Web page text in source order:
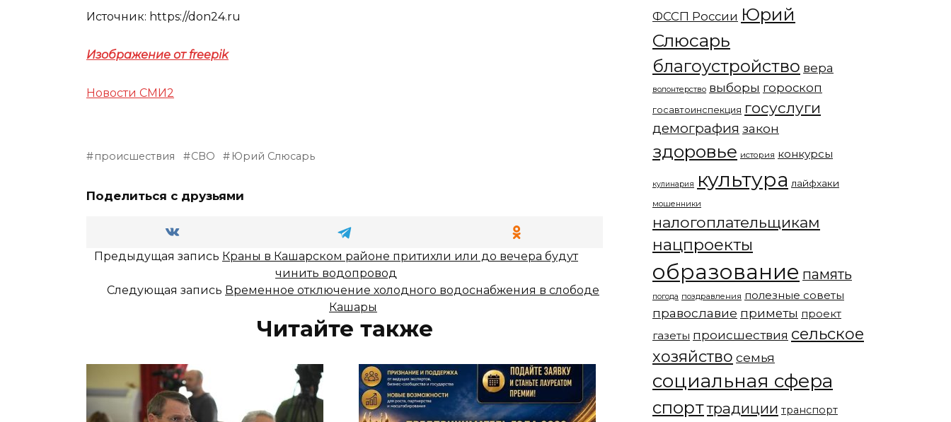
Источник: https://don24.ru
Изображение от freepik
Новости СМИ2
происшествия СВО Юрий Слюсарь
Поделиться с друзьями
Предыдущая запись Краны в Кашарском районе притихли или до вечера будут
чинить водопровод
Следующая запись Временное отключение холодного водоснабжения в слободе
Кашары
Читайте также
ФССП России Юрий
Слюсарь
благоустройство вера
волонтерство выборы гороскоп
госавтоинспекция госуслуги
демография закон
здоровье история конкурсы
кулинария культура лайфхаки
мошенники
налогоплательщикам
нацпроекты
образование память
погода поздравления полезные советы
православие приметы проект
газеты происшествия сельское
хозяйство семья
социальная сфера
спорттрадиции транспорт